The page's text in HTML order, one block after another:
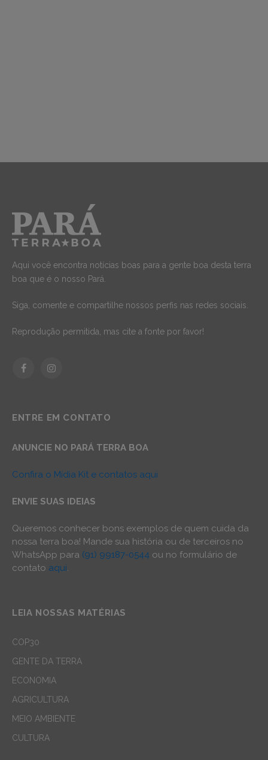
Aqui você encontra notícias boas para a gente boa desta terra
boa que é o nosso Pará.
Siga, comente e compartilhe nossos perfis nas redes sociais.
Reprodução permitida, mas cite a fonte por favor!
FacebookInstagram
ENTRE EM CONTATO
ANUNCIE NO PARÁ TERRA BOA
Confira o Mídia Kit e contatos aqui
ENVIE SUAS IDEIAS
Queremos conhecer bons exemplos de quem cuida da
nossa terra boa! Mande sua história ou de terceiros no
WhatsApp para (91) 99187-0544 ou no formulário de
contato aqui.
LEIA NOSSAS MATÉRIAS
COP30
GENTE DA TERRA
ECONOMIA
AGRICULTURA
MEIO AMBIENTE
CULTURA